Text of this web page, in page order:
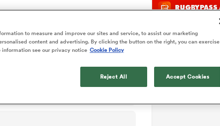
to measure and improve our sites and service, to assist our marketing
content and advertising. By clicking the button on the right, you can exercise
see our privacy notice Cookie Policy
Reject All Accept Cookies